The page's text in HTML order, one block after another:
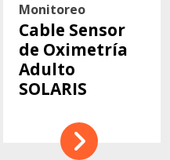
Monitoreo
Cable Sensor
de Oximetría
Adulto
SOLARIS